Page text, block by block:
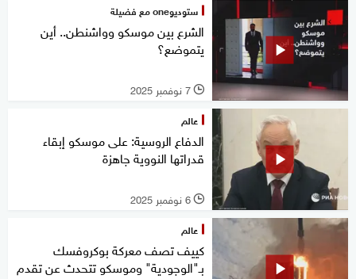
ستوديوone مع فضيلة
الشرع بين موسكو وواشنطن.. أين
يتموضع؟
l 7 نوفمبر 2025
عالم
الدفاع الروسية: على موسكو إبقاء
قدراتها النووية جاهزة
l 6 نوفمبر 2025
عالم
كييف تصف معركة بوكروفسك
بـ"الوجودية" وموسكو تتحدث عن تقدم